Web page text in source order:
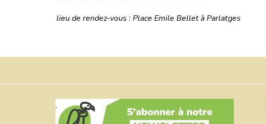
lieu de rendez-vous : Place Emile Bellet à Parlatges